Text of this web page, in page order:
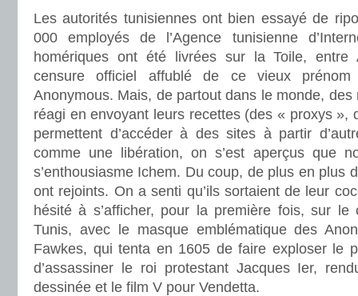
Les autorités tunisiennes ont bien essayé de
000 employés de l’Agence tunisienne
homériques ont été livrées sur la Toile, entre
censure officiel affublé de ce vieux
Anonymous. Mais, de partout dans le monde,
réagi en envoyant leurs recettes (des « proxys »,
permettent d’accéder à des sites à partir
comme une libération, on s’est aperçus que
s’enthousiasme Ichem. Du coup, de plus en plus
ont rejoints. On a senti qu’ils sortaient de leur
hésité à s’afficher, pour la première fois, sur le
Tunis, avec le masque emblématique des
Fawkes, qui tenta en 1605 de faire exploser le
d’assassiner le roi protestant Jacques Ier,
dessinée et le film V pour Vendetta.